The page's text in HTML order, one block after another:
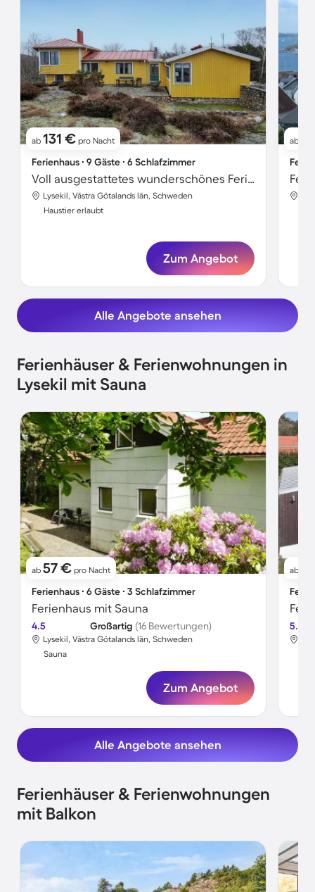
ab 131 € pro Nacht
Ferienhaus ∙ 9 Gäste ∙ 6 Schlafzimmer
Voll ausgestattetes wunderschönes Ferienhaus mit Terrasse und Garten | Meerblick | Haustiere sind willkommen
Lysekil, Västra Götalands län, Schweden
Haustier erlaubt
Zum Angebot
ab
Alle Angebote ansehen
Ferienhäuser & Ferienwohnungen in
Lysekil mit Sauna
ab 57 € pro Nacht
Ferienhaus ∙ 6 Gäste ∙ 3 Schlafzimmer
Ferienhaus mit Sauna
4.5 Großartig (16 Bewertungen)
Lysekil, Västra Götalands län, Schweden
Sauna
Zum Angebot
ab
5.0
Alle Angebote ansehen
Ferienhäuser & Ferienwohnungen
mit Balkon